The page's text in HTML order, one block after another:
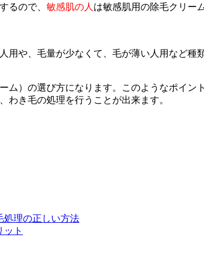
るので、 敏感肌の人 は敏感肌用の除毛クリー
用や、毛量が少なくて、毛が薄い人用など
ム）の選び方になります。このようなポイ
わき毛の処理を行うことが出来ます。
処理の正しい方法
ット